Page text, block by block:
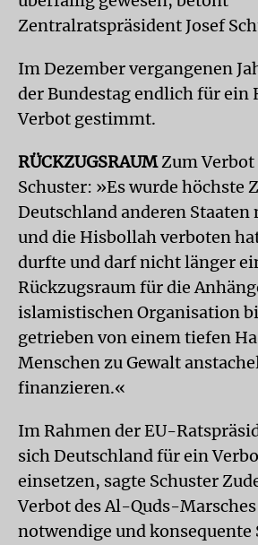
Zentralratspräsident Josef
Im Dezember vergangenen
der Bundestag endlich für
Verbot gestimmt.
RÜCKZUGSRAUMZum Verbot
Schuster: »Es wurde höchste
Deutschland anderen
und die Hisbollah verboten
durfte und darf nicht länger
Rückzugsraum für die
islamistischen Organisation
getrieben von einem tiefen
Menschen zu Gewalt
finanzieren.«
Im Rahmen der EU-
sich Deutschland für ein
einsetzen, sagte Schuster
Verbot des Al-Quds-
notwendige und konsequente